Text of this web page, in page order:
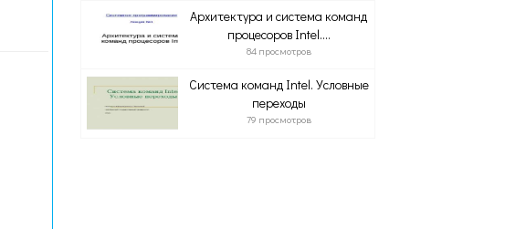
Архитектура и система команд
процесоров Intel....
84 просмотров
Система команд Intel. Условные
переходы
79 просмотров